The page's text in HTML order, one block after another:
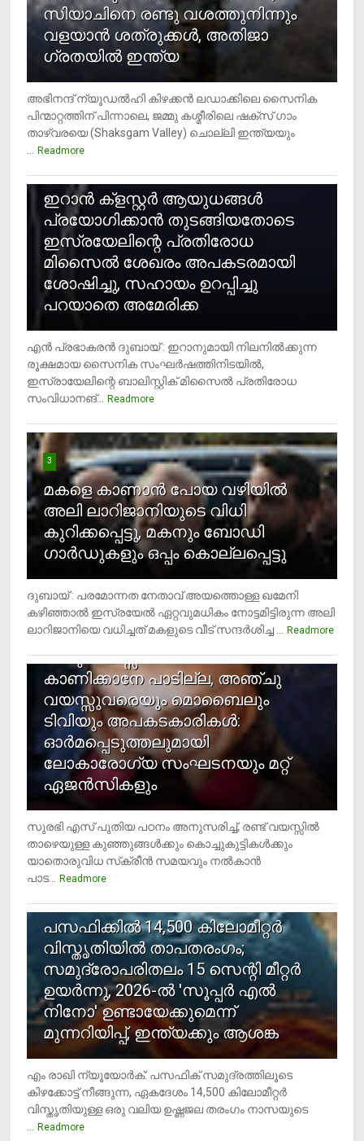
സിയാചിനെ രണ്ടു വശത്തുനിന്നും
വളയാൻ ശത്രുക്കൾ, അതിജാ​
ഗ്രതയിൽ ഇന്ത്യ
അഭിനന്ദ് ന്യൂഡൽഹി കിഴക്കൻ ലഡാക്കിലെ സൈനിക
പിന്മാറ്റത്തിന് പിന്നാലെ, ജമ്മു കശ്മീരിലെ ഷക്സ് ​ഗാം
താഴ്‌വരയെ (Shaksgam Valley) ചൊല്ലി ഇന്ത്യയും
Readmore
ഇറാന്‍ ക്‌ളസ്റ്റര്‍ ആയുധങ്ങള്‍
പ്രയോഗിക്കാന്‍ തുടങ്ങിയതോടെ
ഇസ്രയേലിന്റെ പ്രതിരോധ
മിസൈല്‍ ശേഖരം അപകടരമായി
ശോഷിച്ചു, സഹായം ഉറപ്പിച്ചു
പറയാതെ അമേരിക്ക
എന്‍ പ്രഭാകരന്‍ ദുബായ് : ഇറാനുമായി നിലനില്‍ക്കുന്ന
രൂക്ഷമായ സൈനിക സംഘര്‍ഷത്തിനിടയില്‍,
ഇസ്രായേലിന്റെ ബാലിസ്റ്റിക് മിസൈല്‍ പ്രതിരോധ
സംവിധാനങ്...
Readmore
3
മകളെ കാണാന്‍ പോയ വഴിയില്‍
അലി ലാറിജാനിയുടെ വിധി
കുറിക്കപ്പെട്ടു, മകനും ബോഡി
ഗാര്‍ഡുകളും ഒപ്പം കൊല്ലപ്പെട്ടു
ദുബായ് : പരമോന്നത നേതാവ് അയത്തൊള്ള ഖമേനി
കഴിഞ്ഞാല്‍ ഇസ്രയേല്‍ ഏറ്റവുമധികം നോട്ടമിട്ടിരുന്ന അലി
ലാറിജാനിയെ വധിച്ചത് മകളുടെ വീട് സന്ദര്‍ശിച്ച ...
Readmore
4
രണ്ടു വയസ്സില്‍ താഴെ സ്‌ക്രീന്‍
കാണിക്കാനേ പാടില്ല, അഞ്ചു
വയസ്സുവരെയും മൊബൈലും
ടിവിയും അപകടകാരികള്‍:
ഓര്‍മപ്പെടുത്തലുമായി
ലോകാരോഗ്യ സംഘടനയും മറ്റ്
ഏജന്‍സികളും
സുരഭി എസ് പുതിയ പഠനം അനുസരിച്ച്, രണ്ട് വയസ്സില്‍
താഴെയുള്ള കുഞ്ഞുങ്ങള്‍ക്കും കൊച്ചുകുട്ടികള്‍ക്കും
യാതൊരുവിധ സ്‌ക്രീന്‍ സമയവും നല്‍കാന്‍
പാട...
Readmore
പസഫിക്കില്‍ 14,500 കിലോമീറ്റര്‍
വിസ്തൃതിയില്‍ താപതരംഗം;
സമുദ്രോപരിതലം 15 സെന്റി മീറ്റര്‍
ഉയര്‍ന്നു, 2026-ല്‍ 'സൂപ്പര്‍ എല്‍
നിനോ' ഉണ്ടായേക്കുമെന്ന്
മുന്നറിയിപ്പ്, ഇന്ത്യക്കും ആശങ്ക
എം രാഖി ന്യൂയോര്‍ക്: പസഫിക് സമുദ്രത്തിലൂടെ
കിഴക്കോട്ട് നീങ്ങുന്ന, ഏകദേശം 14,500 കിലോമീറ്റര്‍
വിസ്തൃതിയുള്ള ഒരു വലിയ ഉഷ്ണജല തരംഗം നാസയുടെ
Readmore